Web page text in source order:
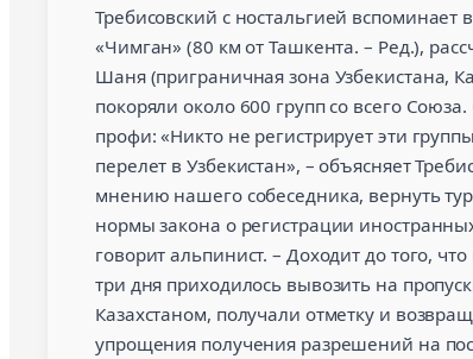
Требисовский с ностальгией
«Чимган» (80 км от Ташкента. – Ред.),
Шаня (приграничная зона Узбекистана,
покоряли около 600 групп со всего
профи: «Никто не регистрирует эти
перелет в Узбекистан», – объясняет
мнению нашего собеседника, вернуть
нормы закона о регистрации
говорит альпинист. – Доходит до того,
три дня приходилось вывозить на
Казахстаном, получали отметку и
упрощения получения разрешений на